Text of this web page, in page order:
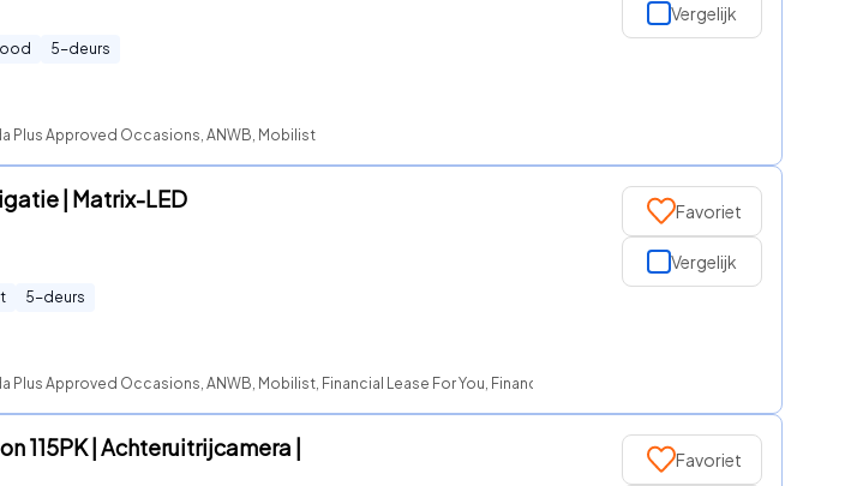
5-deurs
Plus Approved Occasions, ANWB, Mobilist
Vergelijk
| Matrix-LED
5-deurs
Approved Occasions, ANWB, Mobilist, Financial Lease For You, FinancialLease.nl, NationaleAutolease
Favoriet
Vergelijk
115PK | Achteruitrijcamera | Favoriet